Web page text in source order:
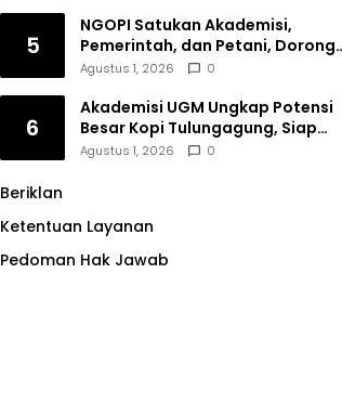
5
NGOPI Satukan Akademisi,
Pemerintah, dan Petani, Dorong
Konservasi Hutan serta Daya
Agustus 1, 2026 0
6
Akademisi UGM Ungkap Potensi
Besar Kopi Tulungagung, Siap
Bersaing di Pasar Nasional hingga
Agustus 1, 2026 0
Beriklan
Ketentuan Layanan
Pedoman Hak Jawab